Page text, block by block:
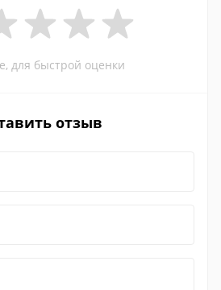
для быстрой оценки
отзыв